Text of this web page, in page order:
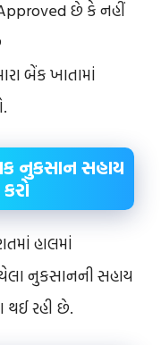
છે કે નહીં
બેંક ખાતામાં
નુકસાન સહાય
હાલમાં
નુકસાનની સહાય
થઈ રહી છે.